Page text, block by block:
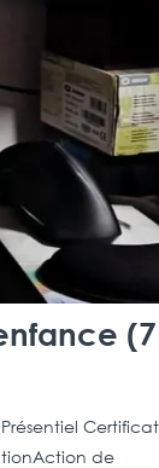
(7
de